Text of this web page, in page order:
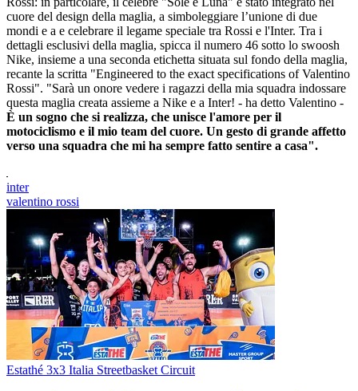
cuore del design della maglia, a simboleggiare l’unione di due
mondi e a e celebrare il legame speciale tra Rossi e l'Inter. Tra i
dettagli esclusivi della maglia, spicca il numero 46 sotto lo swoosh
Nike, insieme a una seconda etichetta situata sul fondo della maglia,
recante la scritta "Engineered to the exact specifications of Valentino
Rossi". "Sarà un onore vedere i ragazzi della mia squadra indossare
questa maglia creata assieme a Nike e a Inter! - ha detto Valentino -
È un sogno che si realizza, che unisce l'amore per il
motociclismo e il mio team del cuore. Un gesto di grande affetto
verso una squadra che mi ha sempre fatto sentire a casa".
inter
valentino rossi
Estathé 3x3 Italia Streetbasket Circuit